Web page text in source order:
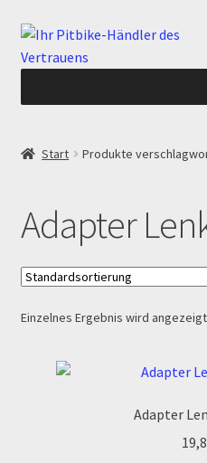
Zur
Navigation
Zum
Inhalt
Checkout
Datenschutzerklärung
Devolución
Echtheit von Bewertungen
Ersatzteile Pitbike
Start Produkte
Adapter
Einzelnes Ergebnis wird angezeigt
Adapter